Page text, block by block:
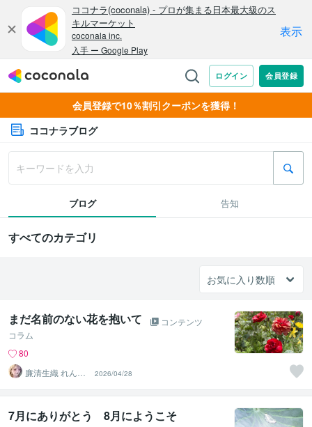
会員登録で10％割引クーポンを獲得！
ココナラブログ
ブログ 告知
すべてのカテゴリ
まだ名前のない花を抱いて
コンテンツ
コラム
80
廉清生織 れんせ
い さき
2026/04/28
7月にありがとう 8月にようこそ